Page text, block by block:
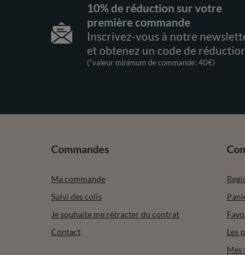
10% de réduction sur votre
première commande
Inscrivez-vous à notre
et obtenez un code de
(*valeur minimum de commande: 40€)
Commandes
Ma commande
Suivi des colis
Je souhaite me rétracter du contrat
Contact
Les
Mes